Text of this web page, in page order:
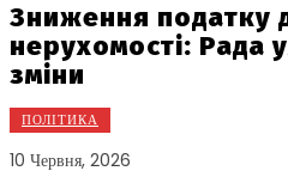
Зниження податку
нерухомості: Рада
зміни
ПОЛІТИКА
10 Червня, 2026